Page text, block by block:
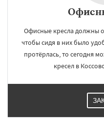
Офисные кресла должны
чтобы сидя в них было
протёрлась, то сегодня
кресел в